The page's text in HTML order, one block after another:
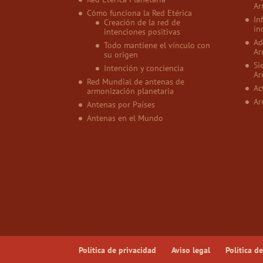
Cómo funciona la Red Etérica
Creación de la red de
intenciones positivas
Todo mantiene el vínculo con
su origen
Intención y conciencia
Red Mundial de antenas de
armonización planetaria
Antenas por Países
Antenas en el Mundo
Política de privacidad Aviso legal Política